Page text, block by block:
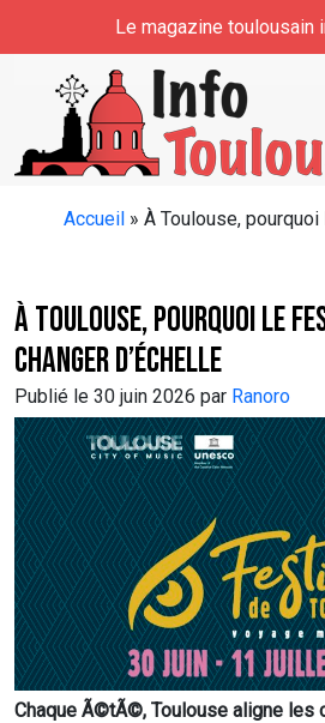
Le magazine toulousain
Accueil » À Toulouse,
À Toulouse, pourquoi le
changer d’échelle
Publié le 30 juin 2026 par Ranoro
Chaque Ã©tÃ©, Toulouse aligne les